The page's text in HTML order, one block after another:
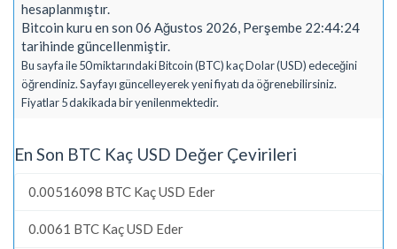
hesaplanmıştır.
Bitcoin kuru en son 06 Ağustos 2026, Perşembe 22:44:24
tarihinde güncellenmiştir.
Bu sayfa ile 50 miktarındaki Bitcoin (BTC) kaç Dolar (USD) edeceğini
öğrendiniz. Sayfayı güncelleyerek yeni fiyatı da öğrenebilirsiniz.
Fiyatlar 5 dakikada bir yenilenmektedir.
En Son BTC Kaç USD Değer Çevirileri
0.00516098 BTC Kaç USD Eder
0.0061 BTC Kaç USD Eder